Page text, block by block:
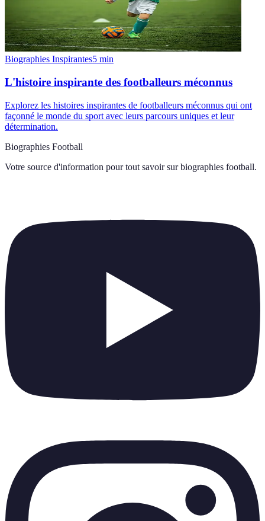
Biographies Inspirantes5 min
L'histoire inspirante des footballeurs méconnus
Explorez les histoires inspirantes de footballeurs méconnus qui ont
façonné le monde du sport avec leurs parcours uniques et leur
détermination.
Biographies Football
Votre source d'information pour tout savoir sur biographies football.